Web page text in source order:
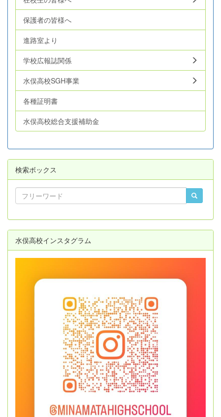
保護者の皆様へ
進路室より
学校広報誌関係
水俣高校SGH事業
各種証明書
水俣高校総合支援補助金
検索ボックス
水俣高校インスタグラム